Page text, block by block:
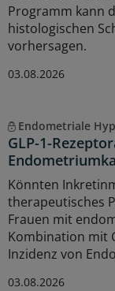
Programm kann
histologischen
vorhersagen.
03.08.2026
Endometriale
GLP-1-
Könnten
therapeutisches
Frauen mit
Kombination mit
Inzidenz von
03.08.2026